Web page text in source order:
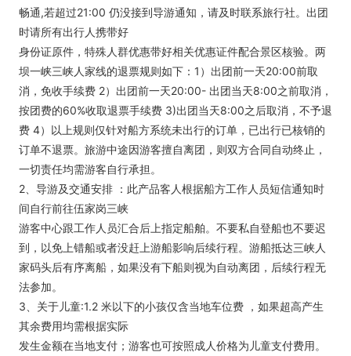
畅通,若超过21:00 仍没接到导游通知，请及时联系旅行社。出团
时请所有出行人携带好
身份证原件，特殊人群优惠带好相关优惠证件配合景区核验。两
坝一峡三峡人家线的退票规则如下：1）出团前一天20:00前取
消，免收手续费 2）出团前一天20:00- 出团当天8:00之前取消，
按团费的60%收取退票手续费 3)出团当天8:00之后取消，不予退
费 4）以上规则仅针对船方系统未出行的订单，已出行已核销的
订单不退票。旅游中途因游客擅自离团，则双方合同自动终止，
一切责任均需游客自行承担。
2、导游及交通安排 ：此产品客人根据船方工作人员短信通知时
间自行前往伍家岗三峡
游客中心跟工作人员汇合后上指定船舶。不要私自登船也不要迟
到，以免上错船或者没赶上游船影响后续行程。游船抵达三峡人
家码头后有序离船，如果没有下船则视为自动离团，后续行程无
法参加。
3、关于儿童:1.2 米以下的小孩仅含当地车位费 ，如果超高产生
其余费用均需根据实际
发生金额在当地支付；游客也可按照成人价格为儿童支付费用。